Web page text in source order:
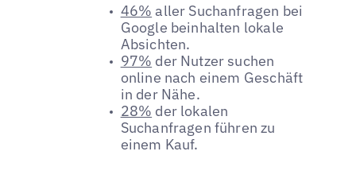
46% aller Suchanfragen bei
Google beinhalten lokale
Absichten.
97% der Nutzer suchen
online nach einem Geschäft
in der Nähe.
28% der lokalen
Suchanfragen führen zu
einem Kauf.